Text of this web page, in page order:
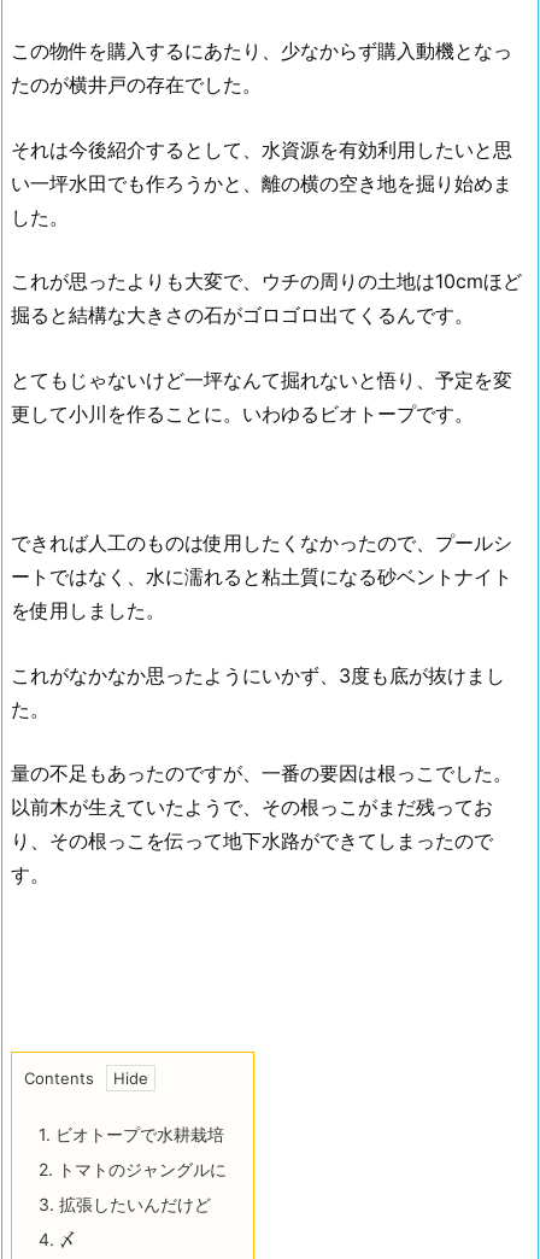
この物件を購入するにあたり、少なからず購入動機となっ
たのが横井戸の存在でした。
それは今後紹介するとして、水資源を有効利用したいと思
い一坪水田でも作ろうかと、離の横の空き地を掘り始めま
した。
これが思ったよりも大変で、ウチの周りの土地は10cmほど
掘ると結構な大きさの石がゴロゴロ出てくるんです。
とてもじゃないけど一坪なんて掘れないと悟り、予定を変
更して小川を作ることに。いわゆるビオトープです。
できれば人工のものは使用したくなかったので、プールシ
ートではなく、水に濡れると粘土質になる砂ベントナイト
を使用しました。
これがなかなか思ったようにいかず、3度も底が抜けまし
た。
量の不足もあったのですが、一番の要因は根っこでした。
以前木が生えていたようで、その根っこがまだ残ってお
り、その根っこを伝って地下水路ができてしまったので
す。
Contents
1. ビオトープで水耕栽培
2. トマトのジャングルに
3. 拡張したいんだけど
4. 〆